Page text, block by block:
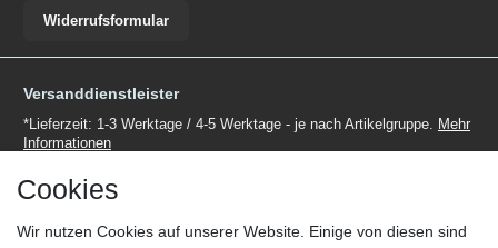
Widerrufsformular
Versanddienstleister
*Lieferzeit: 1-3 Werktage / 4-5 Werktage - je nach Artikelgruppe. Mehr
Informationen
Cookies
Wir nutzen Cookies auf unserer Website. Einige von diesen sind